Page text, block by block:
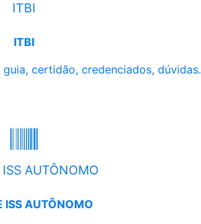
ITBI
ITBI
certidão, credenciados, dúvidas.
ISS AUTÔNOMO
ISS AUTÔNOMO